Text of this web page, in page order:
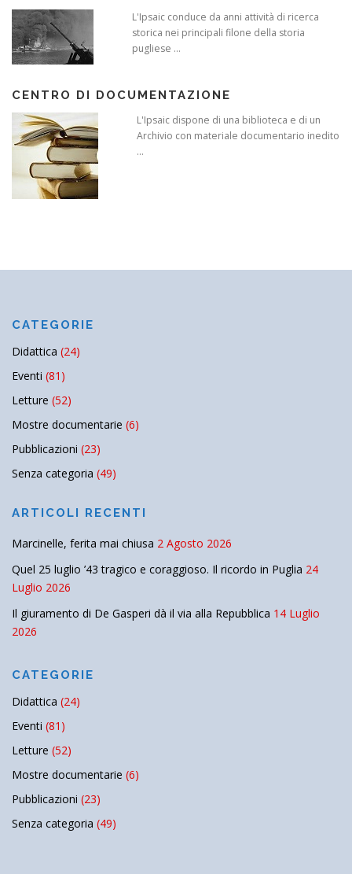
L'Ipsaic conduce da anni attività di ricerca
storica nei principali filone della storia
pugliese ...
CENTRO DI DOCUMENTAZIONE
L'Ipsaic dispone di una biblioteca e di un
Archivio con materiale documentario inedito
...
CATEGORIE
Didattica (24)
Eventi (81)
Letture (52)
Mostre documentarie (6)
Pubblicazioni (23)
Senza categoria (49)
ARTICOLI RECENTI
Marcinelle, ferita mai chiusa 2 Agosto 2026
Quel 25 luglio ’43 tragico e coraggioso. Il ricordo in Puglia 24
Luglio 2026
Il giuramento di De Gasperi dà il via alla Repubblica 14 Luglio
2026
CATEGORIE
Didattica (24)
Eventi (81)
Letture (52)
Mostre documentarie (6)
Pubblicazioni (23)
Senza categoria (49)